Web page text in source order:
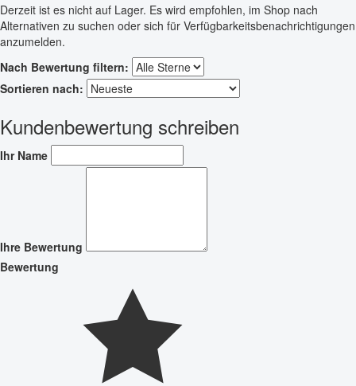
Derzeit ist es nicht auf Lager. Es wird empfohlen, im Shop nach
Alternativen zu suchen oder sich für Verfügbarkeitsbenachrichtigungen
anzumelden.
Nach Bewertung filtern:
Sortieren nach:
Kundenbewertung schreiben
Ihr Name
Ihre Bewertung
Bewertung